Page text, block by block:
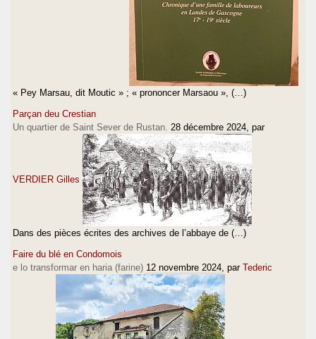
« Pey Marsau, dit Moutic » ; « prononcer Marsaou », (…)
Parçan deu Crestian
Un quartier de Saint Sever de Rustan. 28 décembre 2024 , par
VERDIER Gilles
Dans des pièces écrites des archives de l’abbaye de (…)
Faire du blé en Condomois
e lo transformar en haria (farine) 12 novembre 2024 , par Tederic